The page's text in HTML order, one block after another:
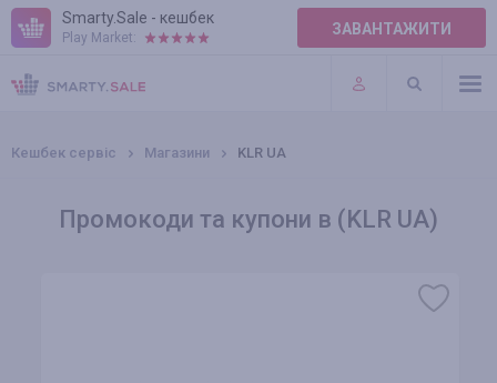
Smarty.Sale - кешбек
Play Market: ЗАВАНТАЖИТИ
ПРАВИЛА
ПЛАГІНИ
Кешбек сервіс Магазини KLR UA
Промокоди та купони в (KLR UA)